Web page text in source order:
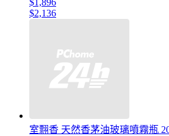
$1,896
$2,136
室翲香 天然香茅油玻璃噴霧瓶